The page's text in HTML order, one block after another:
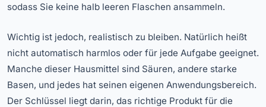
sodass Sie keine halb leeren Flaschen ansammeln.
Wichtig ist jedoch, realistisch zu bleiben. Natürlich heißt
nicht automatisch harmlos oder für jede Aufgabe geeignet.
Manche dieser Hausmittel sind Säuren, andere starke
Basen, und jedes hat seinen eigenen Anwendungsbereich.
Der Schlüssel liegt darin, das richtige Produkt für die